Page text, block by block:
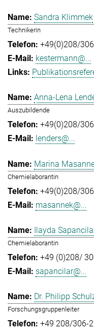
Sandra Klimmek
Technikerin
+49(0)208/
kestermann@...
Anna-Lena
Auszubildende
+49(0)208/
lenders@...
Marina
Chemielaborantin
+49(0)208/
masannek@...
Ilayda
Chemielaborantin
+49 (0)208/
sapancilar@...
Dr. Philipp
Forschungsgruppenleiter
+49 208/306-